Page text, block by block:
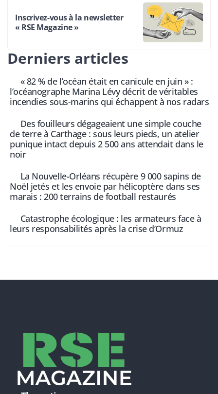
Inscrivez-vous à la newsletter
« RSE Magazine »
Derniers articles
« 82 % de l’océan était en canicule en juin » :
l’océanographe Marina Lévy décrit de véritables
incendies sous-marins qui échappent à nos radars
Des fouilleurs dégageaient une simple couche
de terre à Carthage : sous leurs pieds, un atelier
punique intact depuis 2 500 ans attendait dans le
noir
La Nouvelle-Orléans récupère 9 000 sapins de
Noël jetés et les envoie par hélicoptère dans ses
marais : 200 terrains de football restaurés
Catastrophe écologique : les armateurs face à
leurs responsabilités après la crise d’Ormuz